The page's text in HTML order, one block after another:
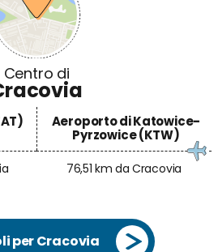
Aeroporto di Katowice-
Pyrzowice (KTW)
76,51 km da Cracovia
per Cracovia